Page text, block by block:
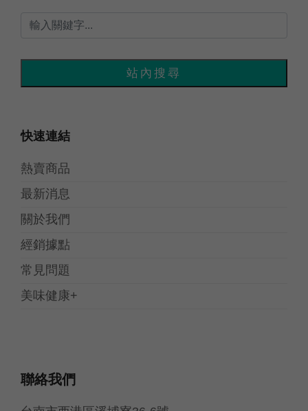
快速連結
熱賣商品
最新消息
關於我們
經銷據點
常見問題
美味健康+
聯絡我們